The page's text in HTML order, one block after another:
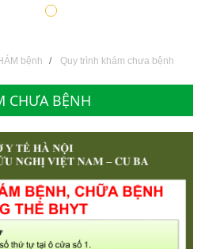
bệnh Quy trình khám chưa bệnh
CHƯA BỆNH